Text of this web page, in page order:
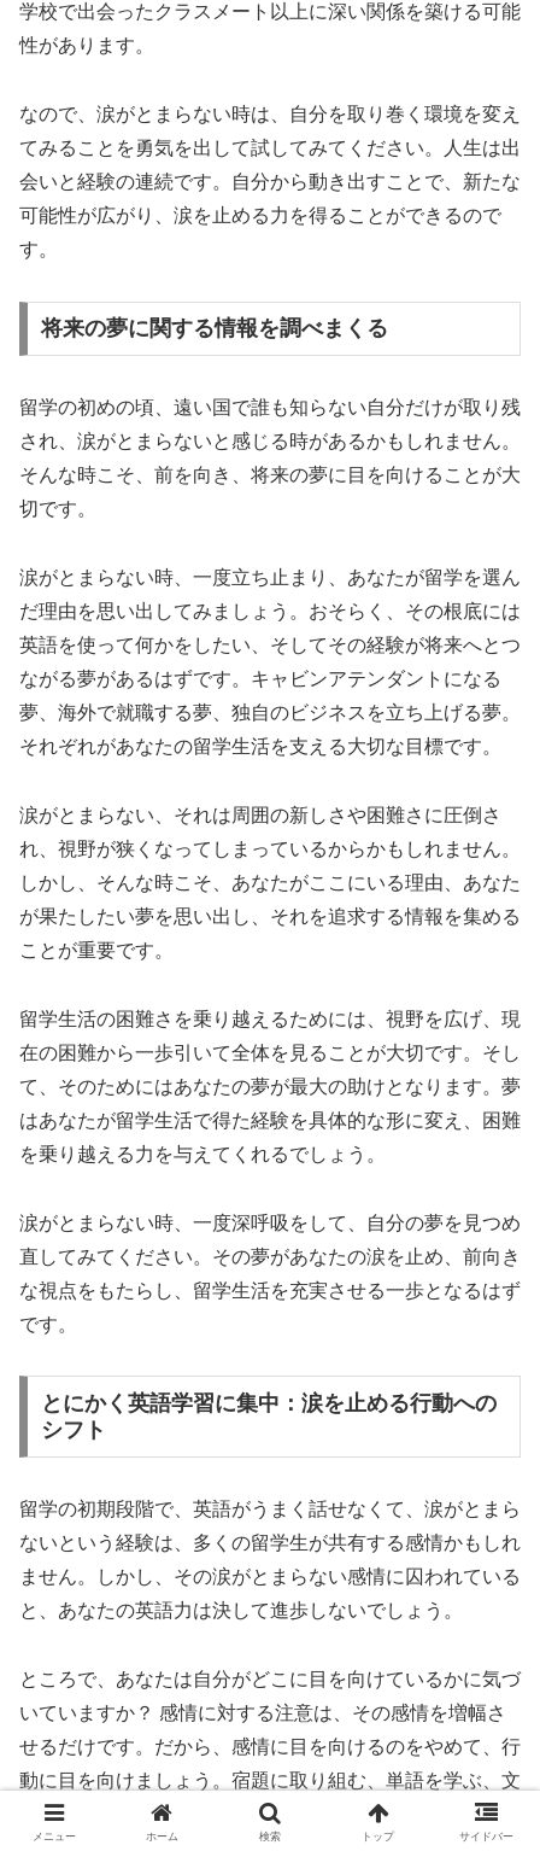
学校で出会ったクラスメート以上に深い関係を築ける可能
性があります。
なので、涙がとまらない時は、自分を取り巻く環境を変え
てみることを勇気を出して試してみてください。人生は出
会いと経験の連続です。自分から動き出すことで、新たな
可能性が広がり、涙を止める力を得ることができるので
す。
将来の夢に関する情報を調べまくる
留学の初めの頃、遠い国で誰も知らない自分だけが取り残
され、涙がとまらないと感じる時があるかもしれません。
そんな時こそ、前を向き、将来の夢に目を向けることが大
切です。
涙がとまらない時、一度立ち止まり、あなたが留学を選ん
だ理由を思い出してみましょう。おそらく、その根底には
英語を使って何かをしたい、そしてその経験が将来へとつ
ながる夢があるはずです。キャビンアテンダントになる
夢、海外で就職する夢、独自のビジネスを立ち上げる夢。
それぞれがあなたの留学生活を支える大切な目標です。
涙がとまらない、それは周囲の新しさや困難さに圧倒さ
れ、視野が狭くなってしまっているからかもしれません。
しかし、そんな時こそ、あなたがここにいる理由、あなた
が果たしたい夢を思い出し、それを追求する情報を集める
ことが重要です。
留学生活の困難さを乗り越えるためには、視野を広げ、現
在の困難から一歩引いて全体を見ることが大切です。そし
て、そのためにはあなたの夢が最大の助けとなります。夢
はあなたが留学生活で得た経験を具体的な形に変え、困難
を乗り越える力を与えてくれるでしょう。
涙がとまらない時、一度深呼吸をして、自分の夢を見つめ
直してみてください。その夢があなたの涙を止め、前向き
な視点をもたらし、留学生活を充実させる一歩となるはず
です。
とにかく英語学習に集中：涙を止める行動への
シフト
留学の初期段階で、英語がうまく話せなくて、涙がとまら
ないという経験は、多くの留学生が共有する感情かもしれ
ません。しかし、その涙がとまらない感情に囚われている
と、あなたの英語力は決して進歩しないでしょう。
ところで、あなたは自分がどこに目を向けているかに気づ
いていますか？ 感情に対する注意は、その感情を増幅さ
せるだけです。だから、感情に目を向けるのをやめて、行
動に目を向けましょう。宿題に取り組む、単語を学ぶ、文
法を勉強する、授業に参加する。これらの具体的な行動を
メニュー ホーム 検索 トップ サイドバー